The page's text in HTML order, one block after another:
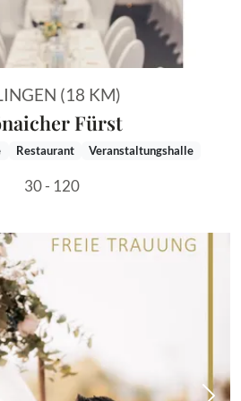
(18 KM)
Fürst
Restaurant Veranstaltungshalle
30 - 120